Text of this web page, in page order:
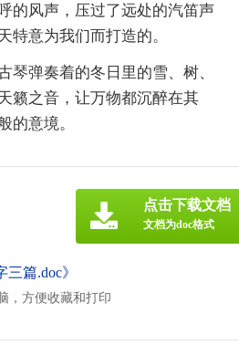
的风声，压过了远处的汽笛声
特意为我们而打造的。
琴弹奏着的冬日里的雪、树、
籁之音，让万物都沉醉在其
的意境。
篇.doc》
，方便收藏和打印
点击下载文档
文档为doc格式